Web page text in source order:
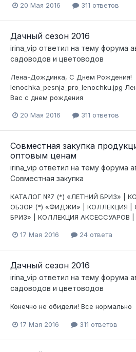
20 Мая 2016 311 ответов
Дачный сезон 2016
irina_vip ответил на тему форума
садоводов и цветоводов
Лена-Дождинка, С Днем Рождения!
lenochka_pesnja_pro_lenochku.jpg
Вас с днем рождения
20 Мая 2016 311 ответов
Совместная закупка
оптовым ценам
irina_vip ответил на тему форума
Совместная закупка
КАТАЛОГ №7 (*) «ЛЕТНИЙ БРИЗ» |
ОБЗОР (*) «ФИДЖИ» | КОЛЛЕКЦИЯ |
БРИЗ» | КОЛЛЕКЦИЯ АКСЕССУАРОВ |
17 Мая 2016 24 ответа
Дачный сезон 2016
irina_vip ответил на тему форума
садоводов и цветоводов
Конечно не обидели! Все нормально
17 Мая 2016 311 ответов